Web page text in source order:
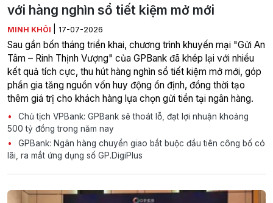
với hàng nghìn sổ tiết kiệm mở mới
MINH KHÔI 17-07-2026
Sau gần bốn tháng triển khai, chương trình khuyến mại "Gửi An
Tâm – Rinh Thịnh Vượng" của GPBank đã khép lại với nhiều
kết quả tích cực, thu hút hàng nghìn sổ tiết kiệm mở mới, góp
phần gia tăng nguồn vốn huy động ổn định, đồng thời tạo
thêm giá trị cho khách hàng lựa chọn gửi tiền tại ngân hàng.
Chủ tịch VPBank: GPBank sẽ thoát lỗ, đạt lợi nhuận khoảng
500 tỷ đồng trong năm nay
GPBank: Ngân hàng chuyển giao bắt buộc đầu tiên công bố có
lãi, ra mắt ứng dụng số GP.DigiPlus